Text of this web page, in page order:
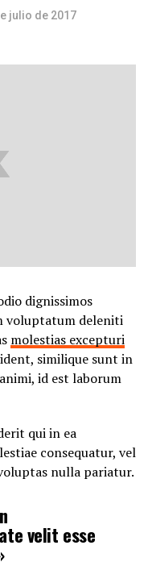
julio de 2017
dignissimos
voluptatum deleniti
molestias excepturi
similique sunt in
id est laborum
qui in ea
consequatur, vel
nulla pariatur.
velit esse